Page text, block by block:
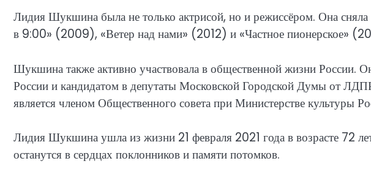
Лидия Шукшина была не только актрисой, но и режиссёром. Она
в 9:00» (2009), «Ветер над нами» (2012) и «Частное пионерское»
Шукшина также активно участвовала в общественной жизни России.
России и кандидатом в депутаты Московской Городской Думы от
является членом Общественного совета при Министерстве культуры
Лидия Шукшина ушла из жизни 21 февраля 2021 года в возрасте 72
останутся в сердцах поклонников и памяти потомков.